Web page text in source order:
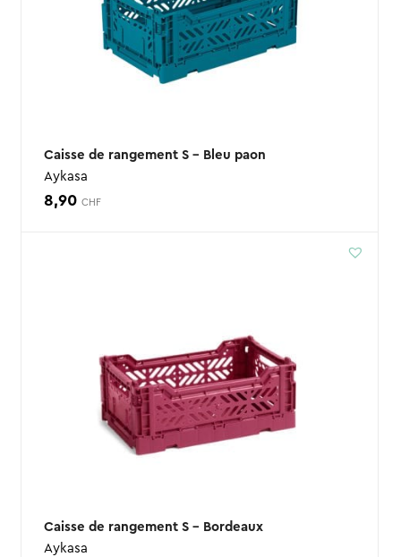
Caisse de rangement S – Bleu paon
Aykasa
8,90 CHF
Caisse de rangement S – Bordeaux
Aykasa